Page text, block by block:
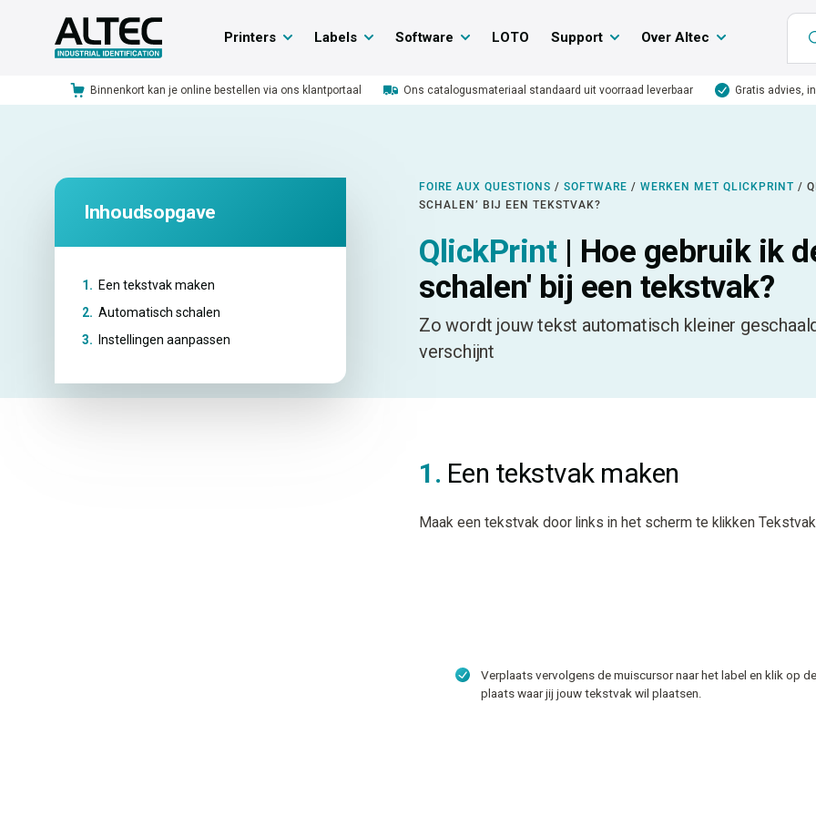
Printers Labels Software LOTO Support Over Altec
Binnenkort kan je online bestellen via ons klantportaal Ons catalogusmateriaal standaard uit voorraad leverbaar Gratis advies,
Inhoudsopgave
1. Een tekstvak maken
2. Automatisch schalen
3.
Instellingen aanpassen
FOIRE AUX QUESTIONS / SOFTWARE / WERKEN MET QLICKPRINT /
SCHALEN’ BIJ EEN TEKSTVAK?
QlickPrint| Hoe gebruik ik
schalen' bij een tekstvak?
Zo wordt jouw tekst automatisch kleiner
verschijnt
1. Een tekstvak maken
Maak een tekstvak door links in het scherm te klikken Tekstvak
Verplaats vervolgens de muiscursor naar het label en klik op
plaats waar jij jouw tekstvak wil plaatsen.